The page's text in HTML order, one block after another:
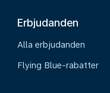
Erbjudanden
Alla erbjudanden
Flying Blue-rabatter